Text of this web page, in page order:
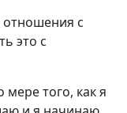
отношения с
это с
того, как я